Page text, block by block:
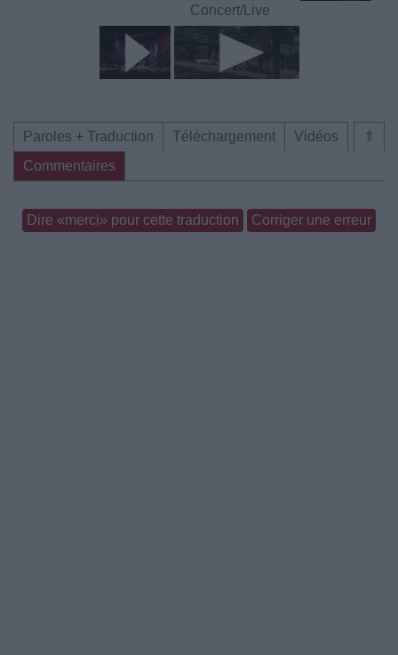
Concert/Live
⇑
Paroles + Traduction Téléchargement
Vidéos
Commentaires
Dire «merci» pour cette traduction Corriger une erreur